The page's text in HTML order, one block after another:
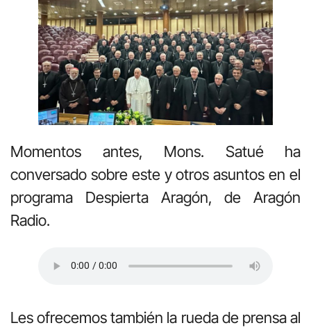
Momentos antes, Mons. Satué ha
conversado sobre este y otros asuntos en el
programa Despierta Aragón, de Aragón
Radio.
Les ofrecemos también la rueda de prensa al